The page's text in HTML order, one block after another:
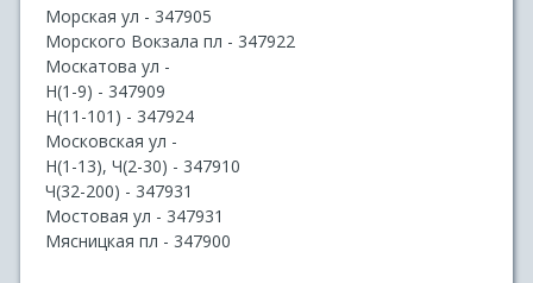
Морская ул - 347905
Морского Вокзала пл - 347922
Москатова ул -
Н(1-9) - 347909
Н(11-101) - 347924
Московская ул -
Н(1-13), Ч(2-30) - 347910
Ч(32-200) - 347931
Мостовая ул - 347931
Мясницкая пл - 347900